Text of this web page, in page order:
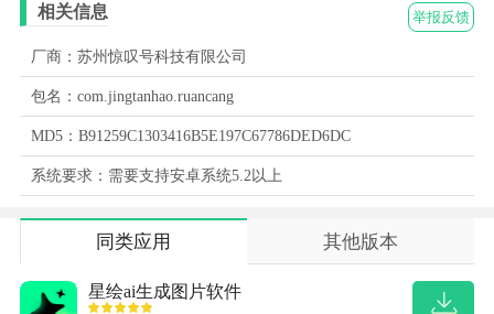
举报反馈
相关信息
厂商：苏州惊叹号科技有限公司
包名：com.jingtanhao.ruancang
MD5：B91259C1303416B5E197C67786DED6DC
系统要求：需要支持安卓系统5.2以上
同类应用 其他版本
星绘ai生成图片软件